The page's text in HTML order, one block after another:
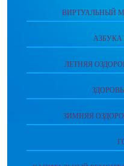
ВИРТУАЛЬНЫЙ
АЗБУКА
ЛЕТНЯЯ
ЗИМНЯЯ